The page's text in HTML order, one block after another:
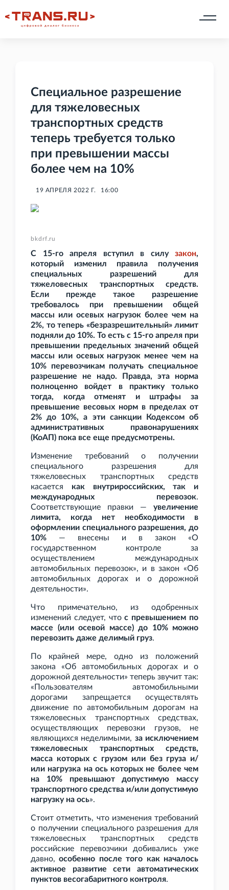
Специальное разрешение
для тяжеловесных
транспортных средств
теперь требуется только
при превышении массы
более чем на 10%
19 АПРЕЛЯ 2022 Г. 16:00
bkdrf.ru
С 15-го апреля вступил в силу закон,
который изменил правила получения
специальных разрешений для
тяжеловесных транспортных средств.
Если прежде такое разрешение
требовалось при превышении общей
массы или осевых нагрузок более чем на
2%, то теперь «безразрешительный» лимит
подняли до 10%. То есть с 15-го апреля при
превышении предельных значений общей
массы или осевых нагрузок менее чем на
10% перевозчикам получать специальное
разрешение не надо. Правда, эта норма
полноценно войдет в практику только
тогда, когда отменят и штрафы за
превышение весовых норм в пределах от
2% до 10%, а эти санкции Кодексом об
административных правонарушениях
(КоАП) пока все еще предусмотрены.
Изменение требований о получении
специального разрешения для
тяжеловесных транспортных средств
касается как внутрироссийских, так и
международных перевозок.
Соответствующие правки — увеличение
лимита, когда нет необходимости в
оформлении специального разрешения, до
10% — внесены и в закон «О
государственном контроле за
осуществлением международных
автомобильных перевозок», и в закон «Об
автомобильных дорогах и о дорожной
деятельности».
Что примечательно, из одобренных
изменений следует, чтос превышением по
массе (или осевой массе) до 10% можно
перевозить даже делимый груз.
По крайней мере, одно из положений
закона «Об автомобильных дорогах и о
дорожной деятельности» теперь звучит так:
«Пользователям автомобильными
дорогами запрещается осуществлять
движение по автомобильным дорогам на
тяжеловесных транспортных средствах,
осуществляющих перевозки грузов, не
являющихся неделимыми, за исключением
тяжеловесных транспортных средств,
масса которых с грузом или без груза и/
или нагрузка на ось которых не более чем
на 10% превышают допустимую массу
транспортного средства и/или допустимую
нагрузку на ось».
Стоит отметить, что изменения требований
о получении специального разрешения для
тяжеловесных транспортных средств
российские перевозчики добивались уже
давно,особенно после того как началось
активное развитие сети автоматических
пунктов весогабаритного контроля.